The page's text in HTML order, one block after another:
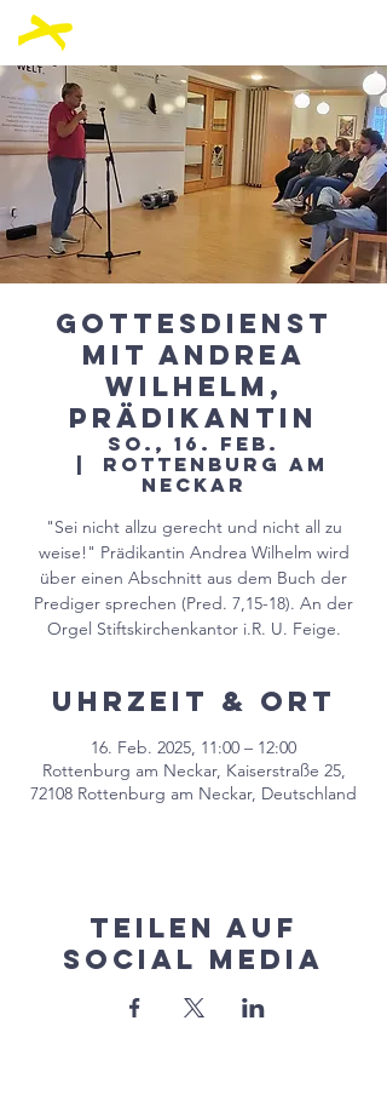
Gottesdienst
mit Andrea
Wilhelm,
Prädikantin
So., 16. Feb.
Rottenburg am
Neckar
"Sei nicht allzu gerecht und nicht all zu
weise!" Prädikantin Andrea Wilhelm wird
über einen Abschnitt aus dem Buch der
Prediger sprechen (Pred. 7,15-18). An der
Orgel Stiftskirchenkantor i.R. U. Feige.
Uhrzeit & Ort
16. Feb. 2025, 11:00 – 12:00
Rottenburg am Neckar, Kaiserstraße 25,
72108 Rottenburg am Neckar, Deutschland
Teilen auf
Social Media